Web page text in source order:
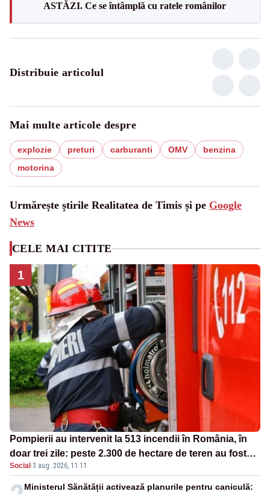
ASTĂZI. Ce se întâmplă cu ratele românilor
Distribuie articolul
Mai multe articole despre
explozie preturi carburanti OMV
benzina
motorina
Urmărește știrile Realitatea de Timis și pe Google
News
CELE MAI CITITE
1
Pompierii au intervenit la 513 incendii în România, în
doar trei zile: peste 2.300 de hectare de teren au fost
afectate
Social·3 aug. 2026, 11:11
Ministerul Sănătății activează planurile pentru caniculă: